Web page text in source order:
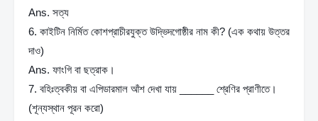
Ans. সত্য
6. কাইটিন নির্মিত কোশপ্রাচীরযুক্ত উদ্ভিদগোষ্ঠীর নাম কী? (এক কথায় উত্তর
দাও)
Ans. ফাংগি বা ছত্রাক।
7. বহিঃত্বকীয় বা এপিডারমাল আঁশ দেখা যায় ______ শ্রেণির প্রাণীতে।
(শূন্যস্থান পূরন করো)